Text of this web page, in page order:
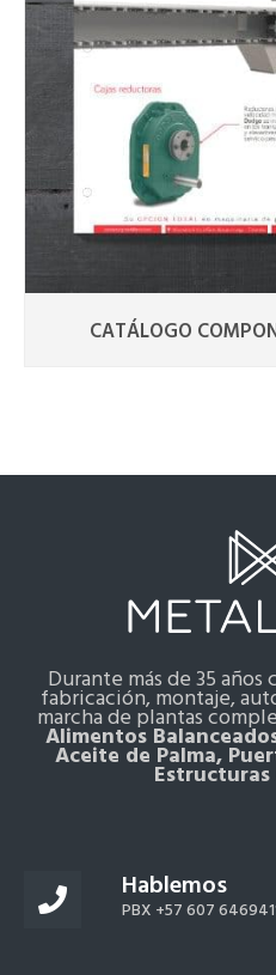
CATÁLOGO
Durante más de 35
fabricación, montaje,
marcha de plantas
Alimentos
Aceite de Palma,
Hablemos
PBX +57 607